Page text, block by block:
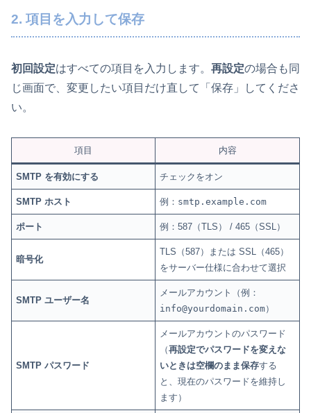
2. 項目を入力して保存
初回設定はすべての項目を入力します。 再設定の場合も同
じ画面で、変更したい項目だけ直して「保存」してくださ
い。
項目 内容
SMTP を有効にする チェックをオン
SMTP ホスト 例： smtp.example.com
ポート 例：587（TLS） / 465（SSL）
暗号化
TLS（587）または SSL（465）
をサーバー仕様に合わせて選択
SMTP ユーザー名
メールアカウント（例：
info@yourdomain.com）
SMTP パスワード
メールアカウントのパスワード
（再設定でパスワードを変えな
いときは空欄のまま保存する
と、現在のパスワードを維持し
ます）